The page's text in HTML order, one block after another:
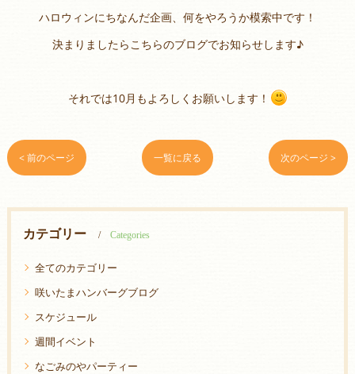
ハロウィンにちなんだ企画、何をやろうか模索中です！
決まりましたらこちらのブログでお知らせします♪
それでは10月もよろしくお願いします！
< 前のページ 一覧に戻る 次のページ >
カテゴリー Categories
全てのカテゴリー
咲いたまハンバーグブログ
スケジュール
週間イベント
なごみのやパーティー